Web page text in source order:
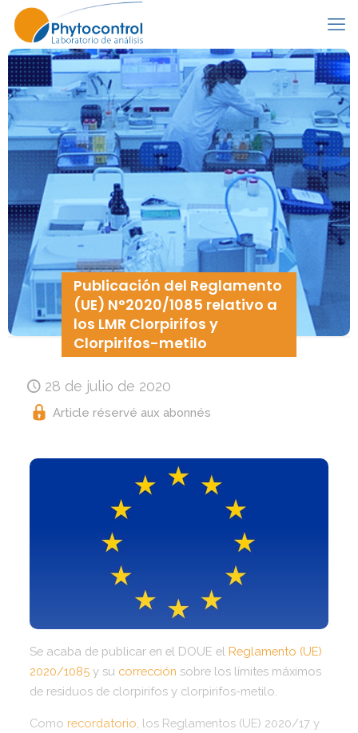
Publicación del Reglamento
(UE) N°2020/1085 relativo a
los LMR Clorpirifos y
Clorpirifos-metilo
28 de julio de 2020
Article réservé aux abonnés
Se acaba de publicar en el DOUE el Reglamento (UE)
2020/1085y su corrección sobre los límites máximos
de residuos de clorpirifos y clorpirifos-metilo.
Como recordatorio , los Reglamentos (UE) 2020/17 y